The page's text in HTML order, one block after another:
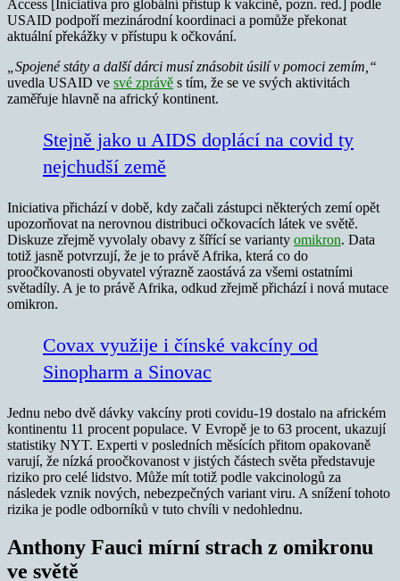
Access [Iniciativa pro globální přístup k vakcíně, pozn. red.] podle
USAID podpoří mezinárodní koordinaci a pomůže překonat
aktuální překážky v přístupu k očkování.
„Spojené státy a další dárci musí znásobit úsilí v pomoci zemím,“
uvedla USAID ve své zprávě s tím, že se ve svých aktivitách
zaměřuje hlavně na africký kontinent.
Stejně jako u AIDS doplácí na covid ty
nejchudší země
Iniciativa přichází v době, kdy začali zástupci některých zemí opět
upozorňovat na nerovnou distribuci očkovacích látek ve světě.
Diskuze zřejmě vyvolaly obavy z šířící se varianty omikron. Data
totiž jasně potvrzují, že je to právě Afrika, která co do
proočkovanosti obyvatel výrazně zaostává za všemi ostatními
světadíly. A je to právě Afrika, odkud zřejmě přichází i nová mutace
omikron.
Covax využije i čínské vakcíny od
Sinopharm a Sinovac
Jednu nebo dvě dávky vakcíny proti covidu-19 dostalo na africkém
kontinentu 11 procent populace. V Evropě je to 63 procent, ukazují
statistiky NYT. Experti v posledních měsících přitom opakovaně
varují, že nízká proočkovanost v jistých částech světa představuje
riziko pro celé lidstvo. Může mít totiž podle vakcinologů za
následek vznik nových, nebezpečných variant viru. A snížení tohoto
rizika je podle odborníků v tuto chvíli v nedohlednu.
Anthony Fauci mírní strach z omikronu
ve světě